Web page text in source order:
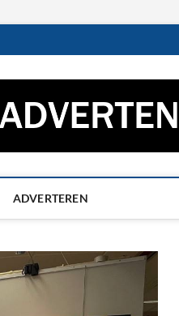
nieuws
ADVERTEREN